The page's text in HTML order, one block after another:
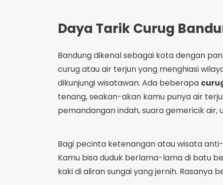
Daya Tarik Curug
Bandung dikenal sebagai kota dengan
curug atau air terjun yang menghiasi
dikunjungi wisatawan. Ada beberapa
tenang, seakan-akan kamu punya air
pemandangan indah, suara gemericik air,
Bagi pecinta ketenangan atau wisata
Kamu bisa duduk berlama-lama di batu
kaki di aliran sungai yang jernih. Rasanya